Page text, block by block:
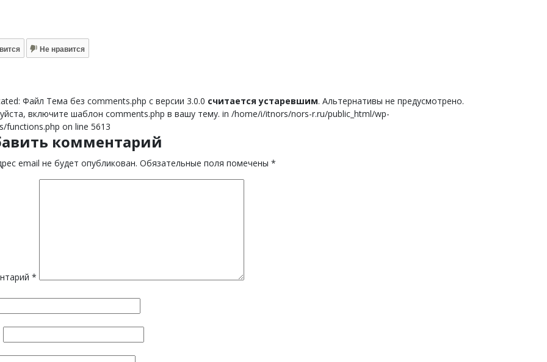
Не нравится
Файл Тема без comments.php с версии 3.0.0 считается устаревшим. Альтернативы не предусмотрено.
включите шаблон comments.php в вашу тему. in /home/i/itnors/nors-r.ru/public_html/wp-
functions.php on line 5613
комментарий
email не будет опубликован. Обязательные поля помечены *
*